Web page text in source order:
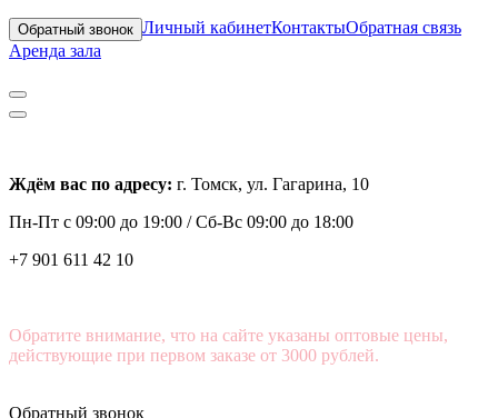
Обратный звонок Личный кабинетКонтактыОбратная связь
Аренда зала
Ждём вас по адресу: г. Томск, ул. Гагарина, 10
Пн-Пт с 09:00 до 19:00 /Сб-Вс 09:00 до 18:00
+7 901 611 42 10
Обратите внимание, что на сайте указаны оптовые цены,
действующие при первом заказе от 3000 рублей.
Обратный звонок